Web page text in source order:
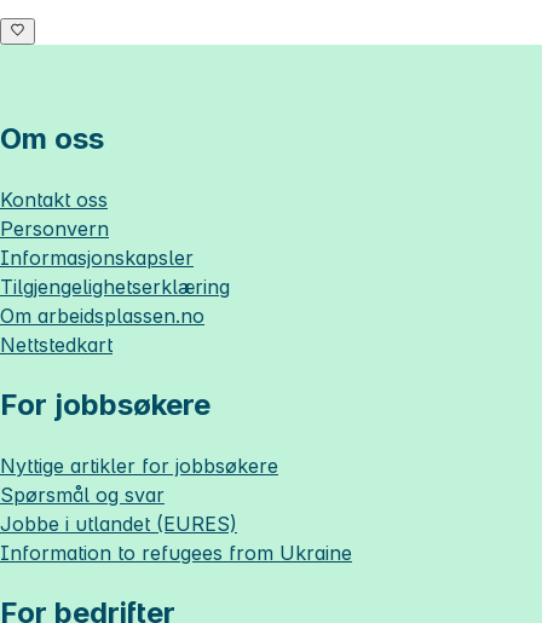
Om oss
Kontakt oss
Personvern
Informasjonskapsler
Tilgjengelighetserklæring
Om arbeidsplassen.no
Nettstedkart
For jobbsøkere
Nyttige artikler for jobbsøkere
Spørsmål og svar
Jobbe i utlandet (EURES)
Information to refugees from Ukraine
For bedrifter